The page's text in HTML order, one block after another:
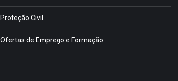
Proteção Civil
Ofertas de Emprego e Formação